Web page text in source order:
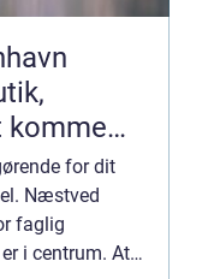
komme
for dit
Næstved
faglig
i centrum. At